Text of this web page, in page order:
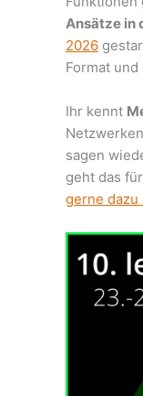
Ansätze in
2026
Format
Ihr kennt
sagen
geht das
gerne dazu